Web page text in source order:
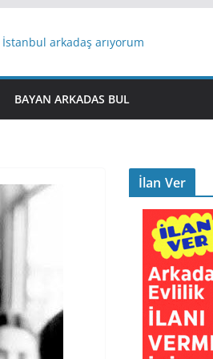
İstanbul arkadaş arıyorum
Yeni Bir Aşk Lazım
iş arayanlara iş
BAYAN ARKADAS BUL
İlan Ver